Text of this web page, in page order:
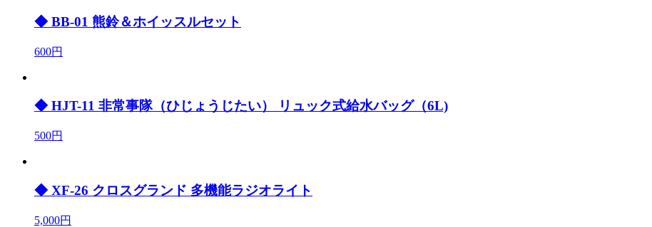
◆ BB-01 熊鈴＆ホイッスルセット
600円
◆ HJT-11 非常事隊（ひじょうじたい） リュック式給水バッグ（6L)
500円
◆ XF-26 クロスグランド 多機能ラジオライト
5,000円